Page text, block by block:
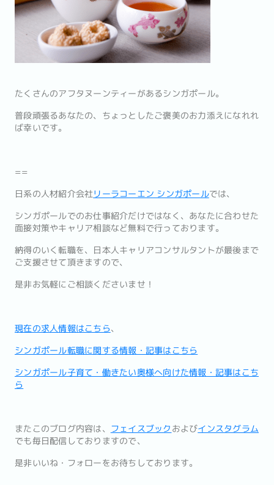
たくさんのアフタヌーンティーがあるシンガポール。
普段頑張るあなたの、ちょっとしたご褒美のお力添えになれれ
ば幸いです。
==
日系の人材紹介会社リーラコーエン シンガポールでは、
シンガポールでのお仕事紹介だけではなく、あなたに合わせた
面接対策やキャリア相談など無料で行っております。
納得のいく転職を、日本人キャリアコンサルタントが最後まで
ご支援させて頂きますので、
是非お気軽にご相談くださいませ！
現在の求人情報はこちら、
シンガポール転職に関する情報・記事はこちら
シンガポール子育て・働きたい奥様へ向けた情報・記事はこち
ら
またこのブログ内容は、 フェイスブック およびインスタグラム
でも毎日配信しておりますので、
是非いいね・フォローをお待ちしております。